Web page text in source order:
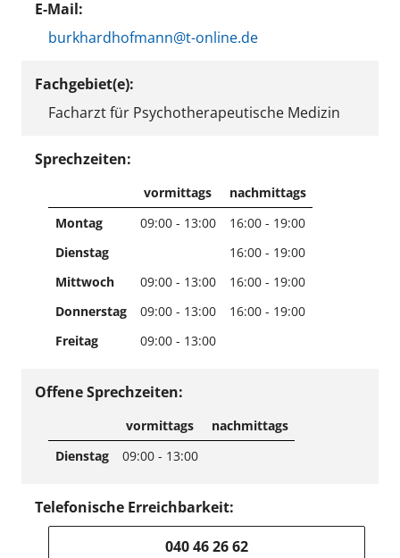
E-Mail:
burkhardhofmann@t-online.de
Fachgebiet(e):
Facharzt für Psychotherapeutische Medizin
Sprechzeiten:
vormittags
nachmittags
Montag
09:00 - 13:00
16:00 - 19:00
Dienstag
16:00 - 19:00
Mittwoch
09:00 - 13:00
16:00 - 19:00
Donnerstag
09:00 - 13:00
16:00 - 19:00
Freitag
09:00 - 13:00
Offene Sprechzeiten:
vormittags
nachmittags
Dienstag
09:00 - 13:00
Telefonische Erreichbarkeit:
040 46 26 62